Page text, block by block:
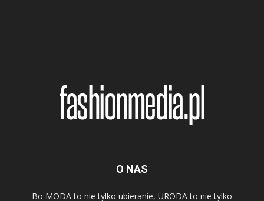
O NAS
Bo MODA to nie tylko ubieranie, URODA to nie tylko